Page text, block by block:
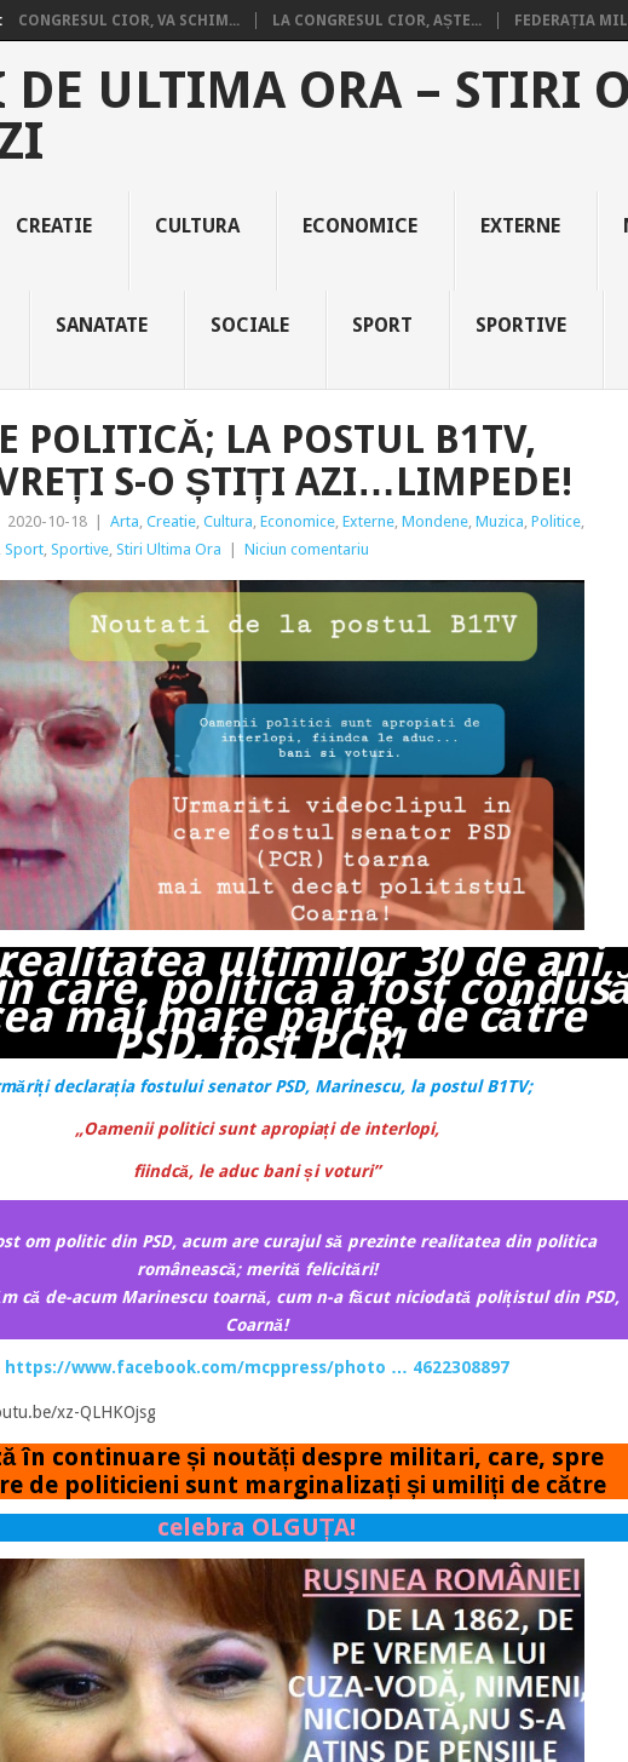
CONGRESUL CIOR, VA SCHIM... LA CONGRESUL CIOR, AȘTE... FEDERAȚIA
DE ULTIMA ORA – STIRI
CREATIE CULTURA ECONOMICE EXTERNE
SANATATE SOCIALE SPORT SPORTIVE
POLITICĂ; LA POSTUL B1TV,
S-O ȘTIȚI AZI…LIMPEDE!
2020-10-18 Arta, Creatie, Cultura, Economice, Externe, Mondene, Muzica, Politice,
, Sport, Sportive, Stiri Ultima Ora Niciun comentariu
ultimilor 30 de ani,
care, politica a fost
mai mare parte, de către
PSD, fost PCR!
declarația fostului senator PSD, Marinescu, la postul B1TV;
„Oamenii politici sunt apropiați de interlopi,
fiindcă, le aduc bani și voturi”
om politic din PSD, acum are curajul să prezinte realitatea din politica
românească; merită felicitări!
că de-acum Marinescu toarnă, cum n-a făcut niciodată polițistul din PSD,
Coarnă!
https://www.facebook.com/mcppress/photo … 4622308897
xz-QLHKOjsg
în continuare și noutăți despre militari, care, spre
de politicieni sunt marginalizați și umiliți de către
celebra OLGUȚA!